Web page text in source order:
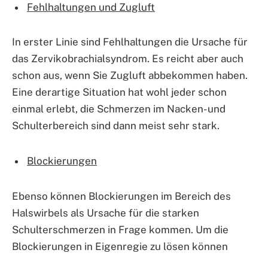
Fehlhaltungen und Zugluft
In erster Linie sind Fehlhaltungen die Ursache für
das Zervikobrachialsyndrom. Es reicht aber auch
schon aus, wenn Sie Zugluft abbekommen haben.
Eine derartige Situation hat wohl jeder schon
einmal erlebt, die Schmerzen im Nacken- und
Schulterbereich sind dann meist sehr stark.
Blockierungen
Ebenso können Blockierungen im Bereich des
Halswirbels als Ursache für die starken
Schulterschmerzen in Frage kommen. Um die
Blockierungen in Eigenregie zu lösen können